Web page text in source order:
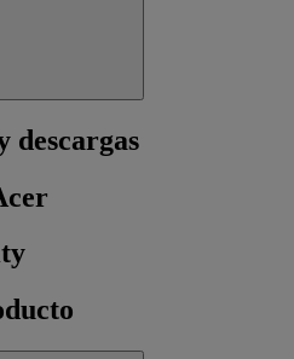
descargas